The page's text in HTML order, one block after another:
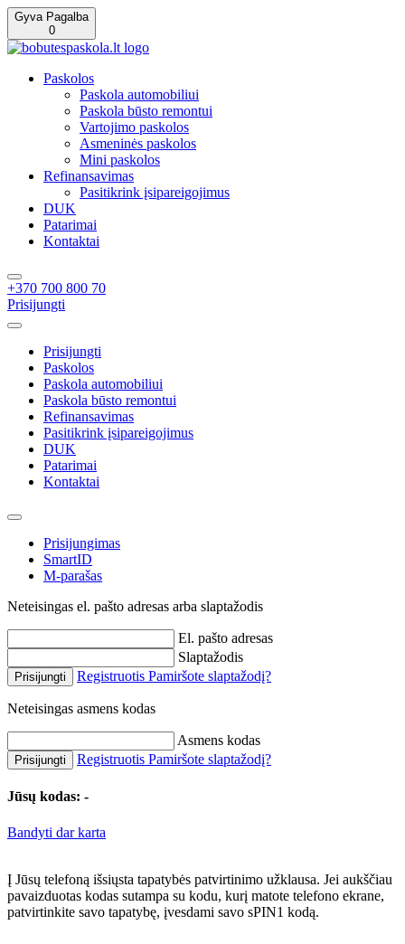
Gyva Pagalba
0
Paskolos
Paskola automobiliui
Paskola būsto remontui
Vartojimo paskolos
Asmeninės paskolos
Mini paskolos
Refinansavimas
Pasitikrink įsipareigojimus
DUK
Patarimai
Kontaktai
+370 700 800 70
Prisijungti
Prisijungti
Paskolos
Paskola automobiliui
Paskola būsto remontui
Refinansavimas
Pasitikrink įsipareigojimus
DUK
Patarimai
Kontaktai
Prisijungimas
SmartID
M-parašas
Neteisingas el. pašto adresas arba slaptažodis
El. pašto adresas
Slaptažodis
Prisijungti Registruotis Pamiršote slaptažodį?
Neteisingas asmens kodas
Asmens kodas
Prisijungti Registruotis Pamiršote slaptažodį?
Jūsų kodas: -
Bandyti dar karta
Į Jūsų telefoną išsiųsta tapatybės patvirtinimo užklausa. Jei aukščiau
pavaizduotas kodas sutampa su kodu, kurį matote telefono ekrane,
patvirtinkite savo tapatybę, įvesdami savo sPIN1 kodą.